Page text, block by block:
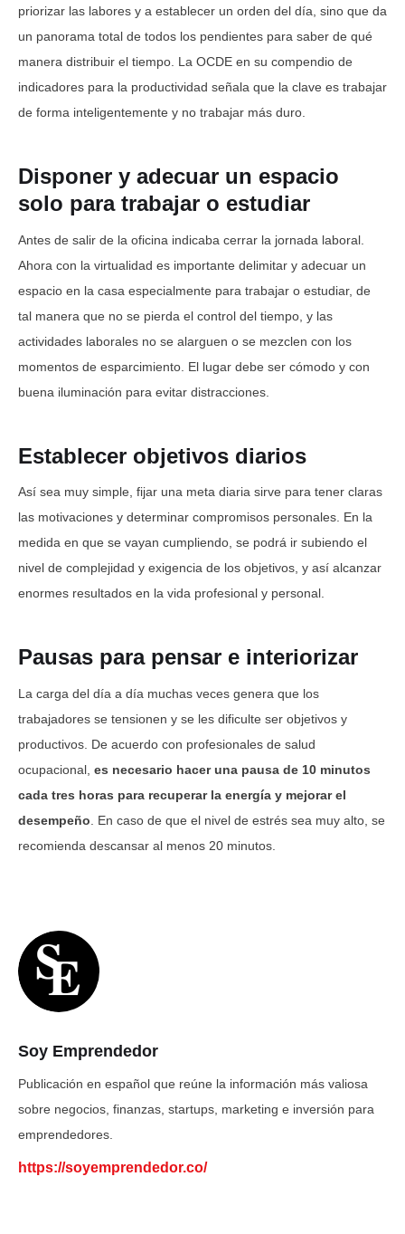
priorizar las labores y a establecer un orden del día, sino que da
un panorama total de todos los pendientes para saber de qué
manera distribuir el tiempo. La OCDE en su compendio de
indicadores para la productividad señala que la clave es trabajar
de forma inteligentemente y no trabajar más duro.
Disponer y adecuar un espacio
solo para trabajar o estudiar
Antes de salir de la oficina indicaba cerrar la jornada laboral.
Ahora con la virtualidad es importante delimitar y adecuar un
espacio en la casa especialmente para trabajar o estudiar, de
tal manera que no se pierda el control del tiempo, y las
actividades laborales no se alarguen o se mezclen con los
momentos de esparcimiento. El lugar debe ser cómodo y con
buena iluminación para evitar distracciones.
Establecer objetivos diarios
Así sea muy simple, fijar una meta diaria sirve para tener claras
las motivaciones y determinar compromisos personales. En la
medida en que se vayan cumpliendo, se podrá ir subiendo el
nivel de complejidad y exigencia de los objetivos, y así alcanzar
enormes resultados en la vida profesional y personal.
Pausas para pensar e interiorizar
La carga del día a día muchas veces genera que los
trabajadores se tensionen y se les dificulte ser objetivos y
productivos. De acuerdo con profesionales de salud
ocupacional, es necesario hacer una pausa de 10 minutos
cada tres horas para recuperar la energía y mejorar el
desempeño . En caso de que el nivel de estrés sea muy alto, se
recomienda descansar al menos 20 minutos.
Soy Emprendedor
Publicación en español que reúne la información más valiosa
sobre negocios, finanzas, startups, marketing e inversión para
emprendedores.
https://soyemprendedor.co/